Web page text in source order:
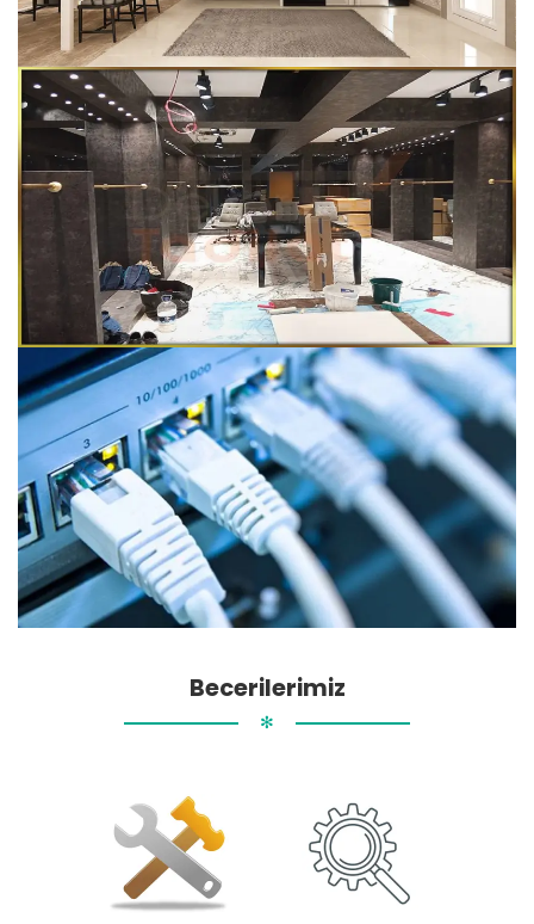
Becerilerimiz
✻